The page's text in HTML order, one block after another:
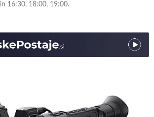
16:30, 18:00, 19:00.